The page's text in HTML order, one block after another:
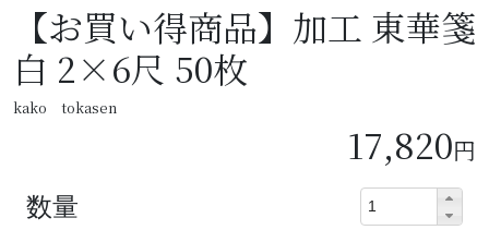
【お買い得商品】加工 東華箋
白 2×6尺 50枚
kako tokasen
17,820円
数量